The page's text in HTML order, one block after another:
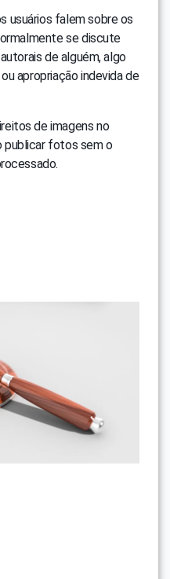
usuários falem sobre os
se discute
de alguém, algo
apropriação indevida de
de imagens no
publicar fotos sem o